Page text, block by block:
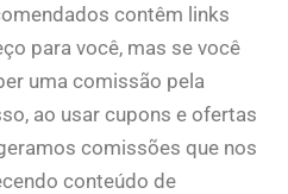
contêm links
para você, mas se você
uma comissão pela
ao usar cupons e ofertas
comissões que nos
conteúdo de